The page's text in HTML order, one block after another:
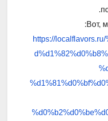
Вот,
https://